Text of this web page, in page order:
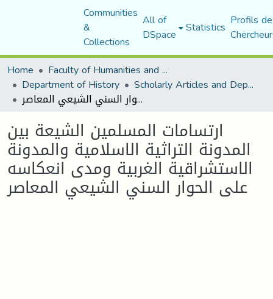
Communities
&
Collections
All of
DSpace Statistics Profils
Home
Faculty of Humanities and Social Sciences
Department of History Scholarly Articles and Department Publications
ارتسامات المسلمين الشيعة بين المدونة التراثية الاسلامية والمدونة الاستشراقية الغربية ومدى انعكاسه على الحوار السني الشيعي المعاصر
ارتسامات المسلمين الشيعة بين
المدونة التراثية الاسلامية والمدونة
الاستشراقية الغربية ومدى انعكاسه
على الحوار السني الشيعي المعاصر